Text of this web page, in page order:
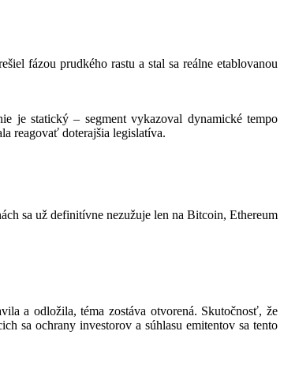
fázou prudkého rastu a stal sa reálne etablovanou
je statický – segment vykazoval dynamické tempo
reagovať doterajšia legislatíva.
sa už definitívne nezužuje len na Bitcoin, Ethereum
a odložila, téma zostáva otvorená. Skutočnosť, že
sa ochrany investorov a súhlasu emitentov sa tento